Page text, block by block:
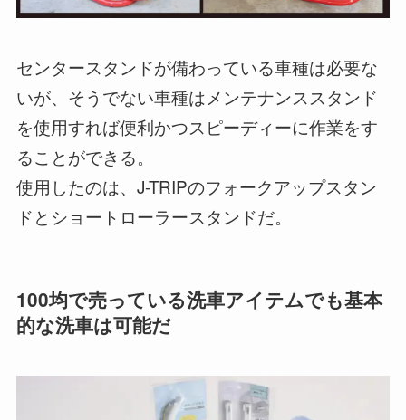
センタースタンドが備わっている車種は必要な
いが、そうでない車種はメンテナンススタンド
を使用すれば便利かつスピーディーに作業をす
ることができる。
使用したのは、J-TRIPのフォークアップスタン
ドとショートローラースタンドだ。
100均で売っている洗車アイテムでも基本
的な洗車は可能だ